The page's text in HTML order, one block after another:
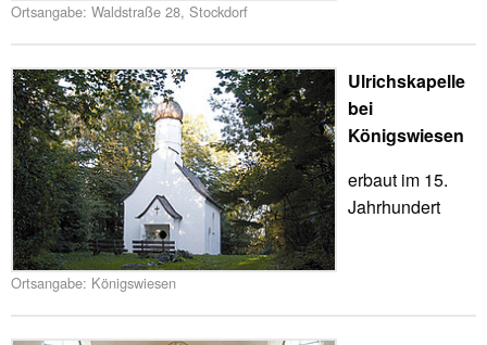
Ortsangabe: Waldstraße 28, Stockdorf
Ortsangabe: Königswiesen
Ulrichskapelle
bei
Königswiesen
erbaut im 15.
Jahrhundert